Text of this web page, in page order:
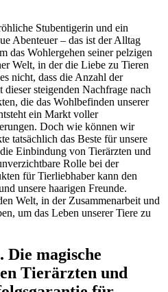
Stubentigerin und ein
Abenteuer – das ist‌ der Alltag
das Wohlergehen⁤ seiner pelzigen
Welt, in der die Liebe zu Tieren
nicht, dass die Anzahl der
steigenden Nachfrage nach
die das Wohlbefinden unserer
ein Markt voller
Doch wie können wir
tatsächlich das Beste für unsere
Einbindung von ‍Tierärzten und
Rolle bei der
für Tierliebhaber kann den⁢
unsere haarigen Freunde.
Welt,⁣ in der⁣ Zusammenarbeit und
um das Leben ‍unserer Tiere zu
magische
Tierärzten und